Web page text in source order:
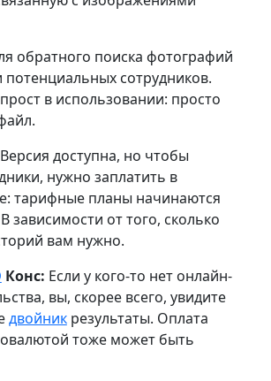
обратного поиска фотографий
потенциальных сотрудников.
в использовании: просто
Версия доступна, но чтобы
нужно заплатить в
тарифные планы начинаются
зависимости от того, сколько
вам нужно.
Конс: Если у кого-то нет онлайн-
вы, скорее всего, увидите
двойникрезультаты. Оплата
тоже может быть